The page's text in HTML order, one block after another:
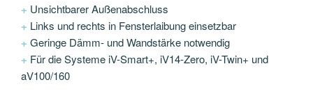
+ Unsichtbarer Außenabschluss
+ Links und rechts in Fensterlaibung einsetzbar
+ Geringe Dämm- und Wandstärke notwendig
+ Für die Systeme iV-Smart+, iV14-Zero, iV-Twin+ und
aV100/160